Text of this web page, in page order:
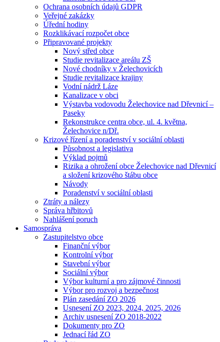
Ochrana osobních údajů GDPR
Veřejné zakázky
Úřední hodiny
Rozklikávací rozpočet obce
Připravované projekty
Nový střed obce
Studie revitalizace areálu ZŠ
Nové chodníky v Želechovicích
Studie revitalizace krajiny
Vodní nádrž Láze
Kanalizace v obci
Výstavba vodovodu Želechovice nad Dřevnicí –
Paseky
Rekonstrukce centra obce, ul. 4. května,
Želechovice n/Dř.
Krizové řízení a poradenství v sociální oblasti
Působnost a legislativa
Výklad pojmů
Rizika a ohrožení obce Želechovice nad Dřevnicí
a složení krizového štábu obce
Návody
Poradenství v sociální oblasti
Ztráty a nálezy
Správa hřbitovů
Nahlášení poruch
Samospráva
Zastupitelstvo obce
Finanční výbor
Kontrolní výbor
Stavební výbor
Sociální výbor
Výbor kulturní a pro zájmové činnosti
Výbor pro rozvoj a bezpečnost
Plán zasedání ZO 2026
Usnesení ZO 2023, 2024, 2025, 2026
Archiv usnesení ZO 2018-2022
Dokumenty pro ZO
Jednací řád ZO